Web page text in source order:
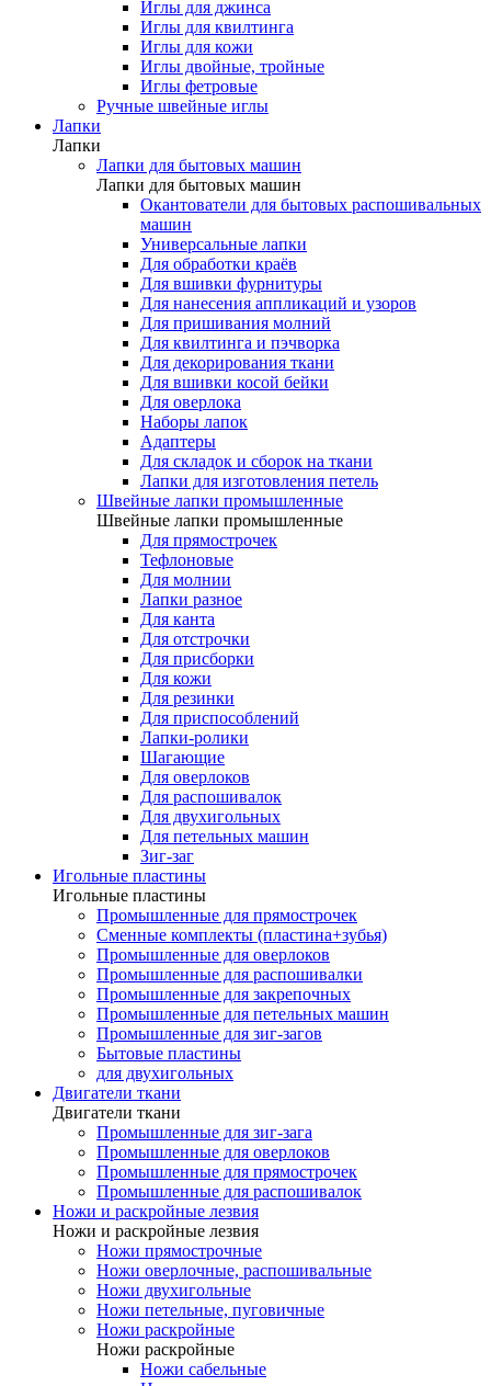
Иглы для джинса
Иглы для квилтинга
Иглы для кожи
Иглы двойные, тройные
Иглы фетровые
Ручные швейные иглы
Лапки
Лапки
Лапки для бытовых машин
Лапки для бытовых машин
Окантователи для бытовых распошивальных
машин
Универсальные лапки
Для обработки краёв
Для вшивки фурнитуры
Для нанесения аппликаций и узоров
Для пришивания молний
Для квилтинга и пэчворка
Для декорирования ткани
Для вшивки косой бейки
Для оверлока
Наборы лапок
Адаптеры
Для складок и сборок на ткани
Лапки для изготовления петель
Швейные лапки промышленные
Швейные лапки промышленные
Для прямострочек
Тефлоновые
Для молнии
Лапки разное
Для канта
Для отстрочки
Для присборки
Для кожи
Для резинки
Для приспособлений
Лапки-ролики
Шагающие
Для оверлоков
Для распошивалок
Для двухигольных
Для петельных машин
Зиг-заг
Игольные пластины
Игольные пластины
Промышленные для прямострочек
Сменные комплекты (пластина+зубья)
Промышленные для оверлоков
Промышленные для распошивалки
Промышленные для закрепочных
Промышленные для петельных машин
Промышленные для зиг-загов
Бытовые пластины
для двухигольных
Двигатели ткани
Двигатели ткани
Промышленные для зиг-зага
Промышленные для оверлоков
Промышленные для прямострочек
Промышленные для распошивалок
Ножи и раскройные лезвия
Ножи и раскройные лезвия
Ножи прямострочные
Ножи оверлочные, распошивальные
Ножи двухигольные
Ножи петельные, пуговичные
Ножи раскройные
Ножи раскройные
Ножи сабельные